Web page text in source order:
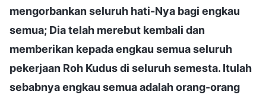
mengorbankan seluruh hati-Nya bagi engkau
semua; Dia telah merebut kembali dan
memberikan kepada engkau semua seluruh
pekerjaan Roh Kudus di seluruh semesta. Itulah
sebabnya engkau semua adalah orang-orang